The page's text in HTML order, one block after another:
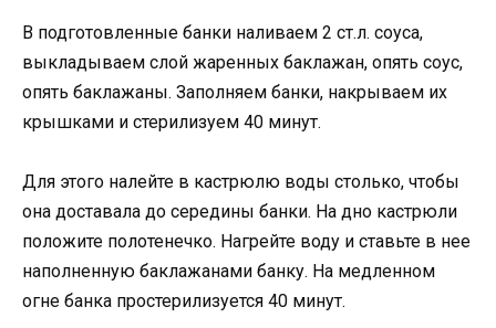
В подготовленные банки наливаем 2 ст.л. соуса,
выкладываем слой жаренных баклажан, опять соус,
опять баклажаны. Заполняем банки, накрываем их
крышками и стерилизуем 40 минут.
Для этого налейте в кастрюлю воды столько, чтобы
она доставала до середины банки. На дно кастрюли
положите полотенечко. Нагрейте воду и ставьте в нее
наполненную баклажанами банку. На медленном
огне банка простерилизуется 40 минут.